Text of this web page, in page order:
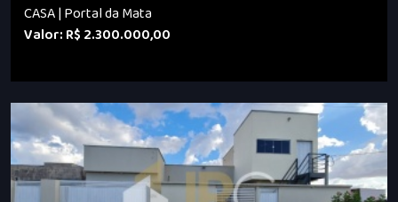
CASA | Portal da Mata
Valor: R$ 2.300.000,00